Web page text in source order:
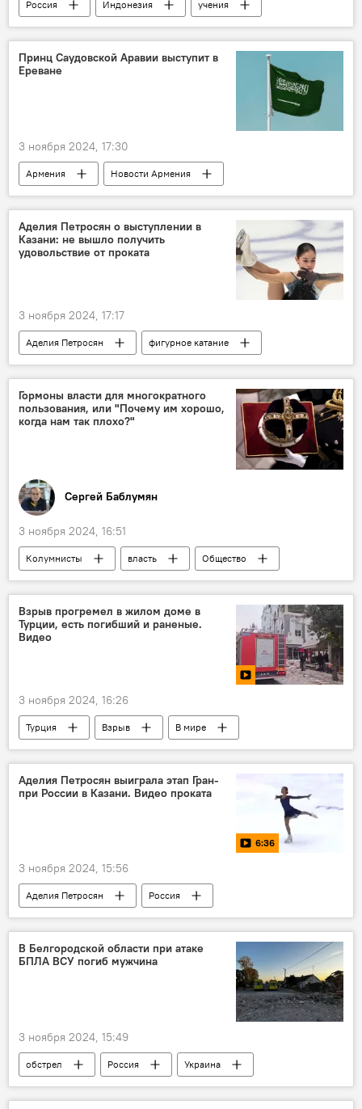
Россия Индонезия учения
Принц Саудовской Аравии выступит в
Ереване
3 ноября 2024, 17:30
Армения
Новости Армения
Саудовская Аравия
принц Ереван
Аделия Петросян о выступлении в
Казани: не вышло получить
удовольствие от проката
3 ноября 2024, 17:17
Аделия Петросян
фигурное катание
Россия
Спорт
Армения
Новости Армения
Гормоны власти для многократного
пользования, или "Почему им хорошо,
когда нам так плохо?"
Сергей Баблумян
3 ноября 2024, 16:51
Колумнисты власть Общество
Взрыв прогремел в жилом доме в
Турции, есть погибший и раненые.
Видео
3 ноября 2024, 16:26
Турция Взрыв
В мире
Видео
Аделия Петросян выиграла этап Гран-
при России в Казани. Видео проката
6:36
3 ноября 2024, 15:56
Аделия Петросян
Россия
фигурное катание
Спорт
В Белгородской области при атаке
БПЛА ВСУ погиб мужчина
3 ноября 2024, 15:49
обстрел Россия Украина